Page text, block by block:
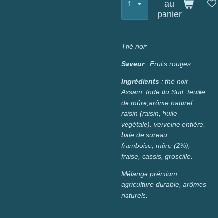
au
panier
Thé noir
Saveur: Fruits rouges
Ingrédients : thé noir
Assam, Inde du Sud, feuille
de mûre, arôme naturel,
raisin (raisin, huile
végétale), verveine entière,
baie de sureau,
framboise, mûre (2%),
fraise, cassis, groseille.
Mélange prémium,
agriculture durable, arômes
naturels.